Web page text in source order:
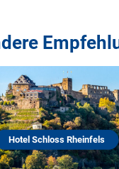
Hotel Schloss Rheinfels